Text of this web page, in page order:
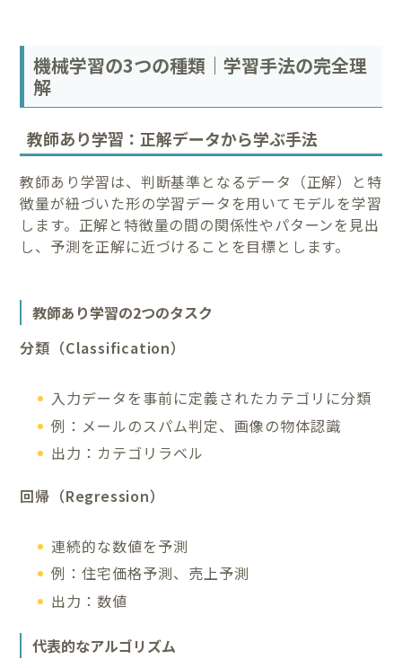
機械学習の3つの種類｜学習手法の完全理
解
教師あり学習：正解データから学ぶ手法
教師あり学習は、判断基準となるデータ（正解）と特
徴量が紐づいた形の学習データを用いてモデルを学習
します。正解と特徴量の間の関係性やパターンを見出
し、予測を正解に近づけることを目標とします。
教師あり学習の2つのタスク
分類（Classification）
入力データを事前に定義されたカテゴリに分類
例：メールのスパム判定、画像の物体認識
出力：カテゴリラベル
回帰（Regression）
連続的な数値を予測
例：住宅価格予測、売上予測
出力：数値
代表的なアルゴリズム